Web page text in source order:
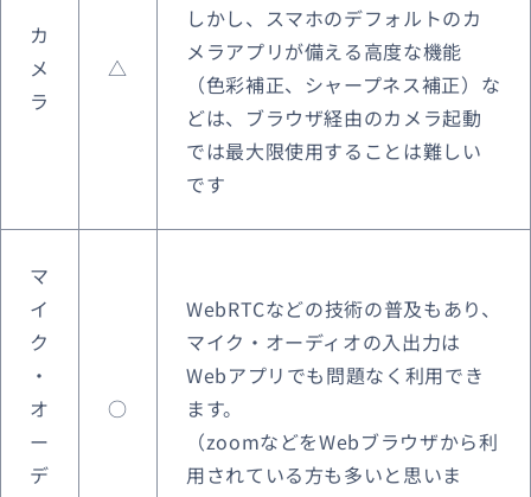
カ
メ
ラ
△
しかし、スマホのデフォルトのカ
メラアプリが備える高度な機能
（色彩補正、シャープネス補正）な
どは、ブラウザ経由のカメラ起動
では最大限使用することは難しい
です
マ
イ
ク
・
オ
ー
デ
○
WebRTCなどの技術の普及もあり、
マイク・オーディオの入出力は
Webアプリでも問題なく利用でき
ます。
（zoomなどをWebブラウザから利
用されている方も多いと思いま